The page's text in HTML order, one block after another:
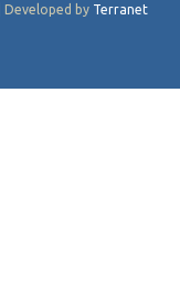
| Developed by Terranet